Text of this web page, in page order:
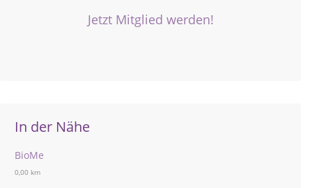
Jetzt Mitglied werden!
In der Nähe
BioMe
0,00 km